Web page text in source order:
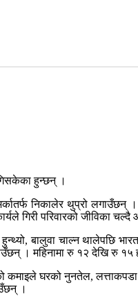
हुन्छन् ।
निकालेर थुप्रो लगाउँछन्
गिरी परिवारको जीविका
बालुवा चाल्न थालेपछि
। महिनामा रु १२ देखि रु
कमाइले घरको नुनतेल,
।